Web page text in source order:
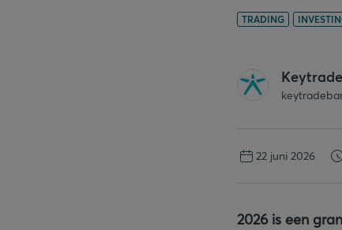
TRADING
22 juni 2026
2026 is een